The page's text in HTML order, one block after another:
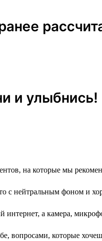
и улыбнись!
на которые мы
с нейтральным фоном и
интернет, а камера,
которые